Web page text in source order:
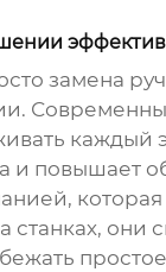
замена
каждый
и повышает
станках,